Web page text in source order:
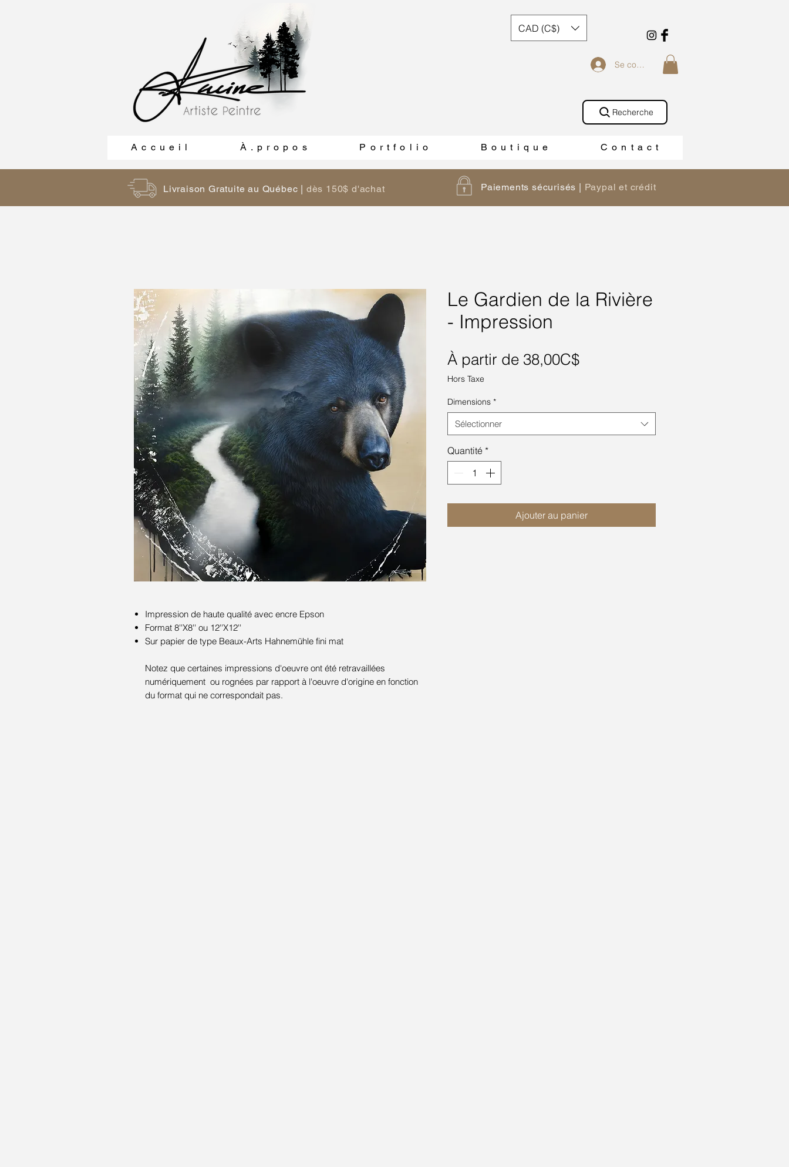
Se connecter
A c c u e i l À . p r o p o s P o r t f o l i o B o u t i q u e C o n t a c t
Recherche
CAD (C$)
Paiements sécurisés | Paypal et crédit
Livraison Gratuite au Québec | dès 150$ d'achat
Impression de haute qualité avec encre Epson
Format 8''X8'' ou 12''X12''
Sur papier de type Beaux-Arts Hahnemühle fini mat
Notez que certaines impressions d'oeuvre ont été retravaillées
numériquement ou rognées par rapport à l'oeuvre d'origine en fonction
du format qui ne correspondait pas.
Le Gardien de la Rivière
- Impression
À partir de 38,00C$Prix
Hors Taxe
Dimensions *
Sélectionner
Quantité *
Ajouter au panier